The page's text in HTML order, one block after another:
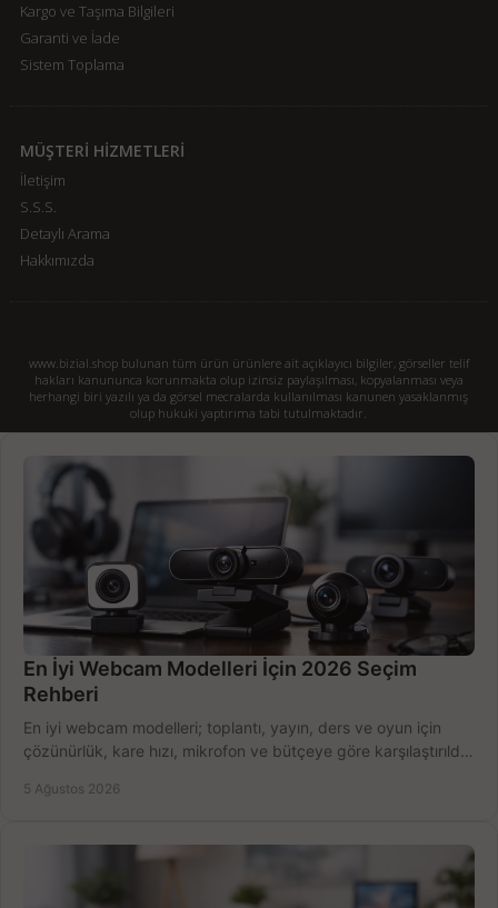
Kargo ve Taşıma Bilgileri
Garanti ve İade
Sistem Toplama
MÜŞTERİ HİZMETLERİ
İletişim
S.S.S.
Detaylı Arama
Hakkımızda
www.bizial.shop bulunan tüm ürün ürünlere ait açıklayıcı bilgiler, görseller telif
hakları kanununca korunmakta olup izinsiz paylaşılması, kopyalanması veya
herhangi biri yazılı ya da görsel mecralarda kullanılması kanunen yasaklanmış
olup hukuki yaptırıma tabi tutulmaktadır.
En İyi Webcam Modelleri İçin 2026 Seçim
Rehberi
En iyi webcam modelleri; toplantı, yayın, ders ve oyun için
çözünürlük, kare hızı, mikrofon ve bütçeye göre karşılaştırıldı.
5 Ağustos 2026